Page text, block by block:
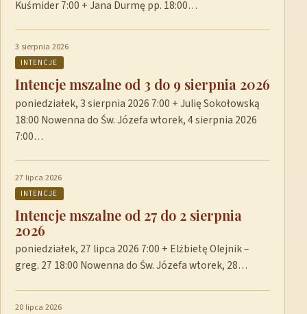
Kuśmider 7:00 + Jana Durmę pp. 18:00…
3 sierpnia 2026
INTENCJE
Intencje mszalne od 3 do 9 sierpnia 2026
poniedziałek, 3 sierpnia 2026 7:00 + Julię Sokołowską
18:00 Nowenna do Św. Józefa wtorek, 4 sierpnia 2026
7:00…
27 lipca 2026
INTENCJE
Intencje mszalne od 27 do 2 sierpnia
2026
poniedziałek, 27 lipca 2026 7:00 + Elżbietę Olejnik –
greg. 27 18:00 Nowenna do Św. Józefa wtorek, 28…
20 lipca 2026